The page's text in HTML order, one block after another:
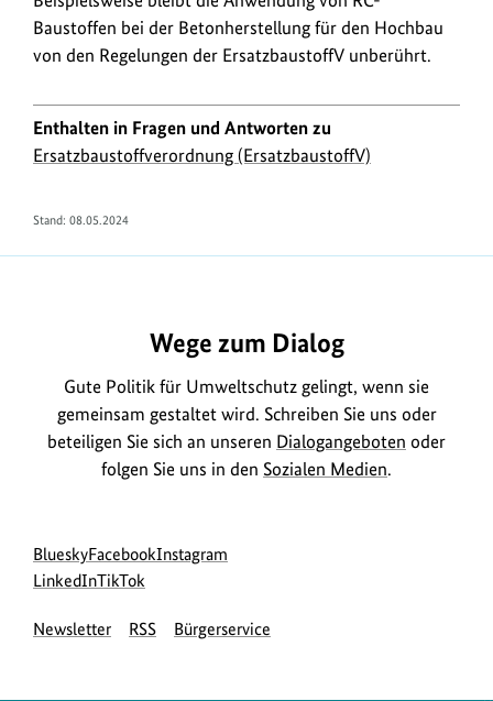
Baustoffen bei der Betonherstellung für den Hochbau
von den Regelungen der ErsatzbaustoffV unberührt.
Enthalten in Fragen und Antworten zu
Ersatzbaustoffverordnung (ErsatzbaustoffV)
Stand: 08.05.2024
Wege zum Dialog
Gute Politik für Umweltschutz gelingt, wenn sie
gemeinsam gestaltet wird. Schreiben Sie uns oder
beteiligen Sie sich an unseren Dialogangeboten oder
folgen Sie uns in den Sozialen Medien.
Social
Media
Blueskyzur
Bluesky-
des
Facebookzur
des
Instagram
des
LinkedInzur
Seite
zur
Seite
TikTok
Newsletter RSS Bürgerservice